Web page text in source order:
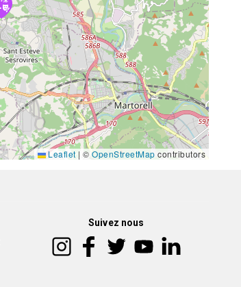
Leaflet | © OpenStreetMap contributors
Suivez nous